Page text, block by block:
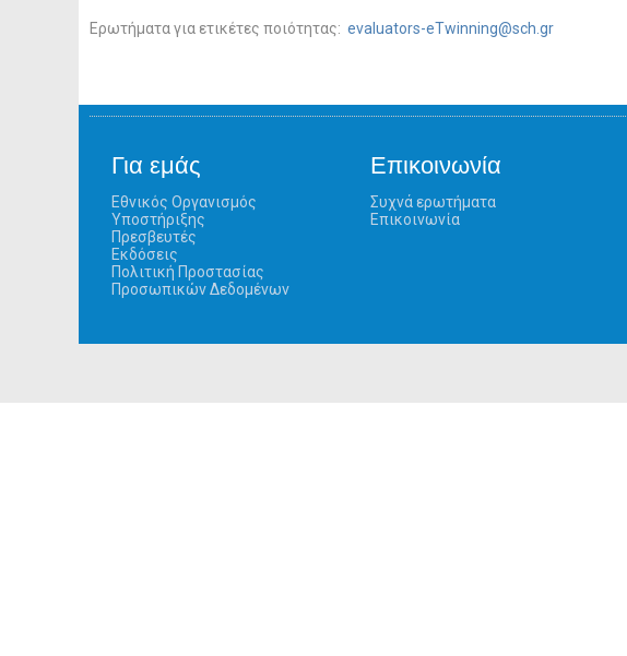
Ερωτήματα για ετικέτες ποιότητας: evaluators-eTwinning@sch.gr
Για εμάς
Εθνικός Οργανισμός
Υποστήριξης
Πρεσβευτές
Εκδόσεις
Πολιτική Προστασίας
Προσωπικών Δεδομένων
Επικοινωνία
Συχνά ερωτήματα
Επικοινωνία